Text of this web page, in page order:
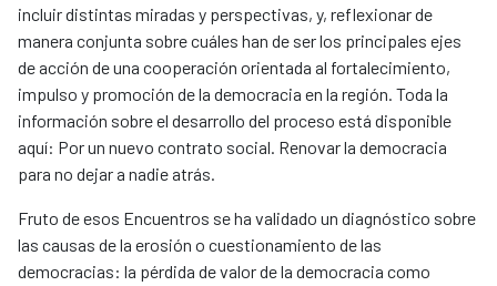
incluir distintas miradas y perspectivas, y, reflexionar de
manera conjunta sobre cuáles han de ser los principales ejes
de acción de una cooperación orientada al fortalecimiento,
impulso y promoción de la democracia en la región. Toda la
información sobre el desarrollo del proceso está disponible
aquí: Por un nuevo contrato social. Renovar la democracia
para no dejar a nadie atrás.
Fruto de esos Encuentros se ha validado un diagnóstico sobre
las causas de la erosión o cuestionamiento de las
democracias: la pérdida de valor de la democracia como